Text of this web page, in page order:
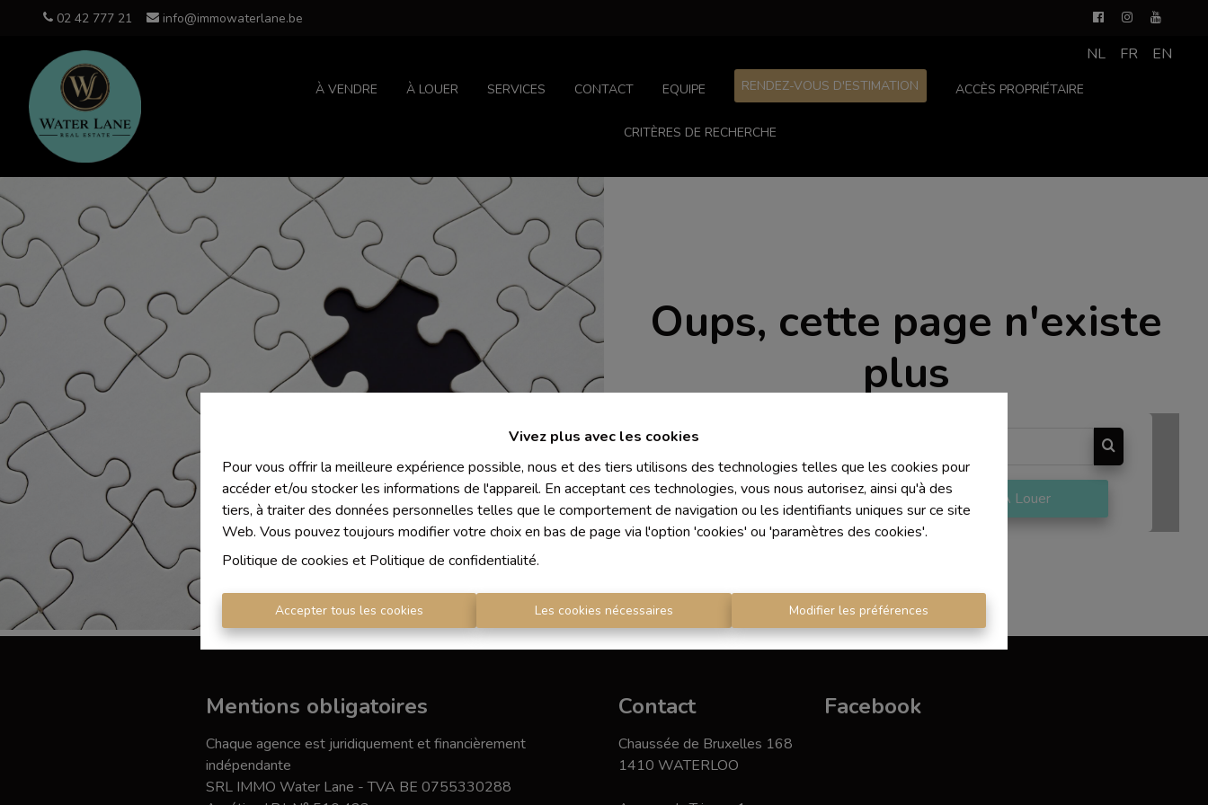
Vivez plus avec les cookies
Pour vous offrir la meilleure expérience possible, nous et des tiers utilisons des technologies telles que les cookies pour
accéder et/ou stocker les informations de l'appareil. En acceptant ces technologies, vous nous autorisez, ainsi qu'à des
tiers, à traiter des données personnelles telles que le comportement de navigation ou les identifiants uniques sur ce site
Web. Vous pouvez toujours modifier votre choix en bas de page via l'option 'cookies' ou 'paramètres des cookies'.
Politique de cookies et Politique de confidentialité.
Accepter tous les cookies Les cookies nécessaires Modifier les préférences
02 42 777 21 info@immowaterlane.be
À VENDRE À LOUER SERVICES CONTACT EQUIPE RENDEZ-VOUS D'ESTIMATION ACCÈS PROPRIÉTAIRE
CRITÈRES DE RECHERCHE
NL FR EN
Oups, cette page n'existe
plus
À Vendre À Louer
Mentions obligatoires
Chaque agence est juridiquement et financièrement
indépendante
SRL IMMO Water Lane - TVA BE 0755330288
Contact
Chaussée de Bruxelles 168
1410 WATERLOO
Facebook